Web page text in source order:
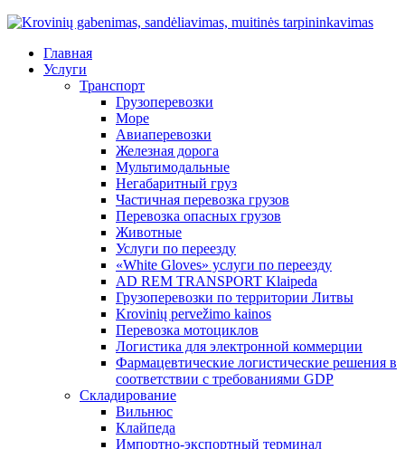
Главная
Услуги
Транспорт
Грузоперевозки
Море
Авиаперевозки
Железная дорога
Мультимодальные
Негабаритный груз
Частичная перевозка грузов
Перевозка опасных грузов
Животные
Услуги по переезду
«White Gloves» услуги по переезду
AD REM TRANSPORT Klaipeda
Грузоперевозки по территории Литвы
Krovinių pervežimo kainos
Перевозка мотоциклов
Логистика для электронной коммерции
Фармацевтические логистические решения в
соответствии с требованиями GDP
Складирование
Вильнюс
Клайпеда
Импортно-экспортный терминал